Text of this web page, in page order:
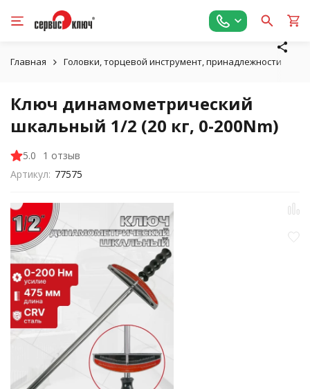
Главная Головки, торцевой инструмент, принадлежности
Ключ динамометрический
шкальный 1/2 (20 кг, 0-200Nm)
5.0
1 отзыв
Артикул: 77575